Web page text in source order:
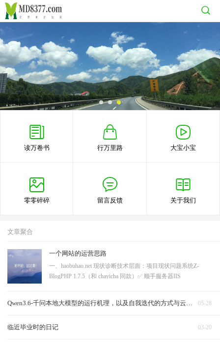
读万卷书 行万里路 大宝小宝
零零碎碎 留言反馈 关于我们
文章聚合
一个网站的运营思路
一、haobuhao.net 现状诊断技术层面：项目现状问题系统Z-
BlogPHP 1.7.5（和 chayicha 同款）✅ 顺手服务器IIS
擎收录靠运气URL 结构?
05-28
03-20
临近毕业时的日记